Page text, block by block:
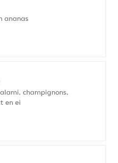
ananas
champignons,
en ei